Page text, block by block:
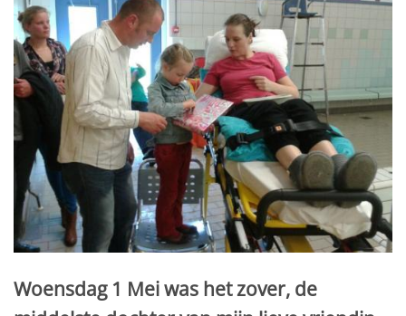
Woensdag 1 Mei was het zover, de